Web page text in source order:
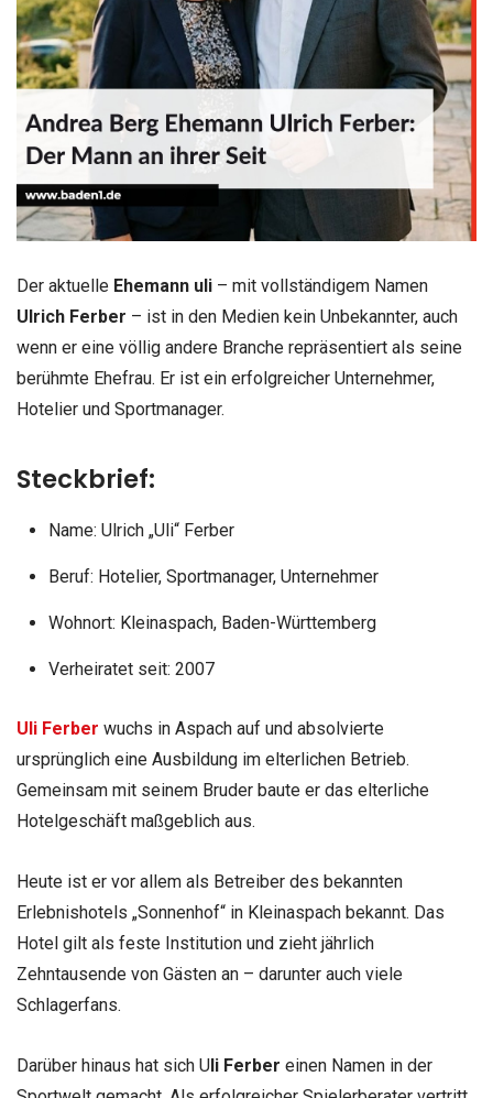
Der aktuelle Ehemann uli – mit vollständigem Namen
Ulrich Ferber – ist in den Medien kein Unbekannter, auch
wenn er eine völlig andere Branche repräsentiert als seine
berühmte Ehefrau. Er ist ein erfolgreicher Unternehmer,
Hotelier und Sportmanager.
Steckbrief:
Name: Ulrich „Uli“ Ferber
Beruf: Hotelier, Sportmanager, Unternehmer
Wohnort: Kleinaspach, Baden-Württemberg
Verheiratet seit: 2007
Uli Ferber wuchs in Aspach auf und absolvierte
ursprünglich eine Ausbildung im elterlichen Betrieb.
Gemeinsam mit seinem Bruder baute er das elterliche
Hotelgeschäft maßgeblich aus.
Heute ist er vor allem als Betreiber des bekannten
Erlebnishotels „Sonnenhof“ in Kleinaspach bekannt. Das
Hotel gilt als feste Institution und zieht jährlich
Zehntausende von Gästen an – darunter auch viele
Schlagerfans.
Darüber hinaus hat sich Uli Ferber einen Namen in der